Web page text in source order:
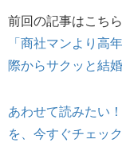
前回の記事はこち
「商社マンより高
際からサクッと結
あわせて読みたい
を、今すぐチェッ